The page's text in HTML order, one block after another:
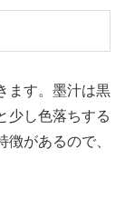
ます。墨汁は黒
少し色落ちする
があるので、